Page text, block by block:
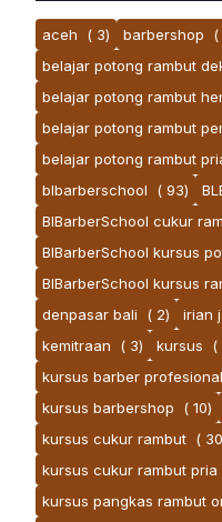
aceh ( 3) barbershop (
belajar potong rambut
belajar potong rambut
belajar potong rambut
belajar potong rambut
blbarberschool
( 93)
BlBarberSchool cukur
BlBarberSchool kursus
BlBarberSchool kursus
denpasar bali
( 2) irian
kemitraan
( 3) kursus (
kursus barber profesional
kursus barbershop
( 10)
kursus cukur rambut (
kursus cukur rambut pria
kursus pangkas rambut